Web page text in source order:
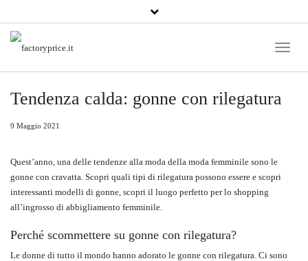
Toggle
Tendenza calda: gonne con rilegatura
9 Maggio 2021
Quest’anno, una delle tendenze alla moda della moda femminile sono le
gonne con cravatta. Scopri quali tipi di rilegatura possono essere e scopri
interessanti modelli di gonne, scopri il luogo perfetto per lo shopping
all’ingrosso di abbigliamento femminile.
Perché scommettere su gonne con rilegatura?
Le donne di tutto il mondo hanno adorato le gonne con rilegatura. Ci sono